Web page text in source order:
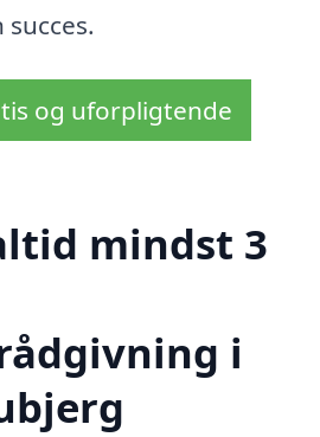
og uforpligtende
mindst 3
i